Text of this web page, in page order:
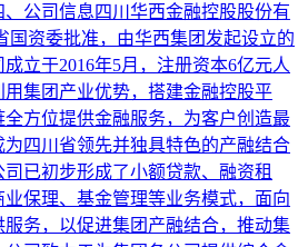
公司信息四川华西金融控股股份有
国资委批准，由华西集团发起设立的
立于2016年5月，注册资本6亿元人
用集团产业优势，搭建金融控股平
全方位提供金融服务，为客户创造最
为四川省领先并独具特色的产融结合
已初步形成了小额贷款、融资租
保理、基金管理等业务模式，面向
务，以促进集团产融结合，推动集